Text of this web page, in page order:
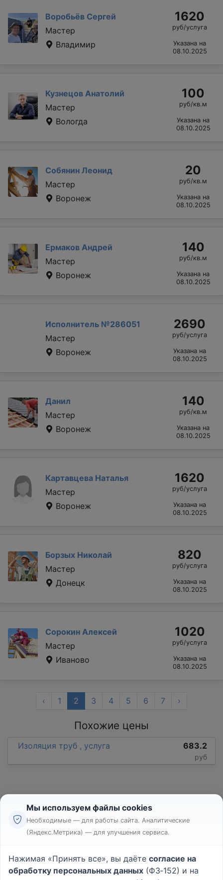
Воробьёв Сергей
Мастер
Владимир
1620
руб/услуга
Указана на
08.10.2025
Кузнецов Анатолий
Мастер
Вологда
100
руб/кв.м
Указана на
08.10.2025
Собянин Леонид
Мастер
Воронеж
20
руб/кв.м
Указана на
08.10.2025
Ермаков Андрей
Мастер
Воронеж
140
руб/кв.м
Указана на
08.10.2025
Исполнитель №286051
Мастер
Воронеж
2690
руб/услуга
Указана на
08.10.2025
Данил
Мастер
Воронеж
140
руб/кв.м
Указана на
08.10.2025
Картавцева Наталья
Мастер
Воронеж
1620
руб/услуга
Указана на
08.10.2025
Борзых Николай
Мастер
Донецк
820
руб/услуга
Указана на
08.10.2025
Сорокин Алексей
Мастер
Иваново
1020
руб/услуга
Указана на
08.10.2025
‹ 1 2 3 4 5 6 7 ›
Похожие цены
Изоляция труб , услуга 683.2
руб
Реклама
Пользовательское соглашение
Политика конфиденциальности
Мы используем файлы cookies
Необходимые — для работы сайта. Аналитические
(Яндекс.Метрика) — для улучшения сервиса.
Нажимая «Принять все», вы даёте согласие на
обработку персональных данных (ФЗ‑152) и на